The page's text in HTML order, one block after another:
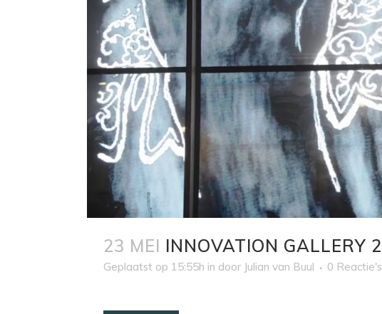
23 MEI INNOVATION GALLERY 2
Geplaatst op 15:55h in door Julian van Buul 0 Reactie's